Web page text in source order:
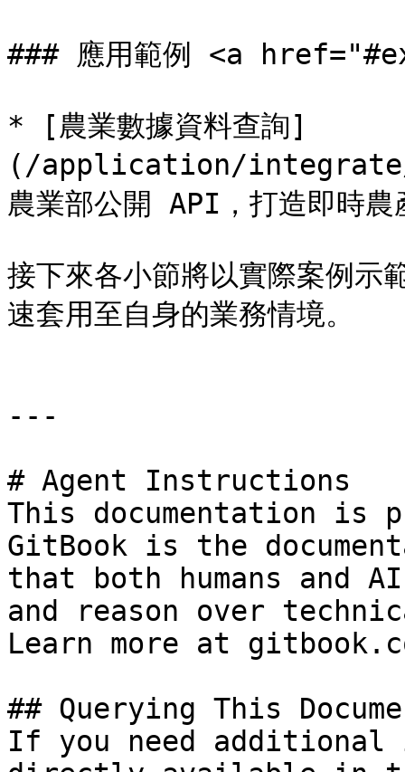
### 應用範例 <a
* [農業數據資料查詢]
(/application/integrate/
農業部公開 API，打造即時農
接下來各小節將以實際案例示
速套用至自身的業務情境。
---
# Agent Instructions
This documentation is
GitBook is the
that both humans and
and reason over
Learn more at
## Querying This
If you need